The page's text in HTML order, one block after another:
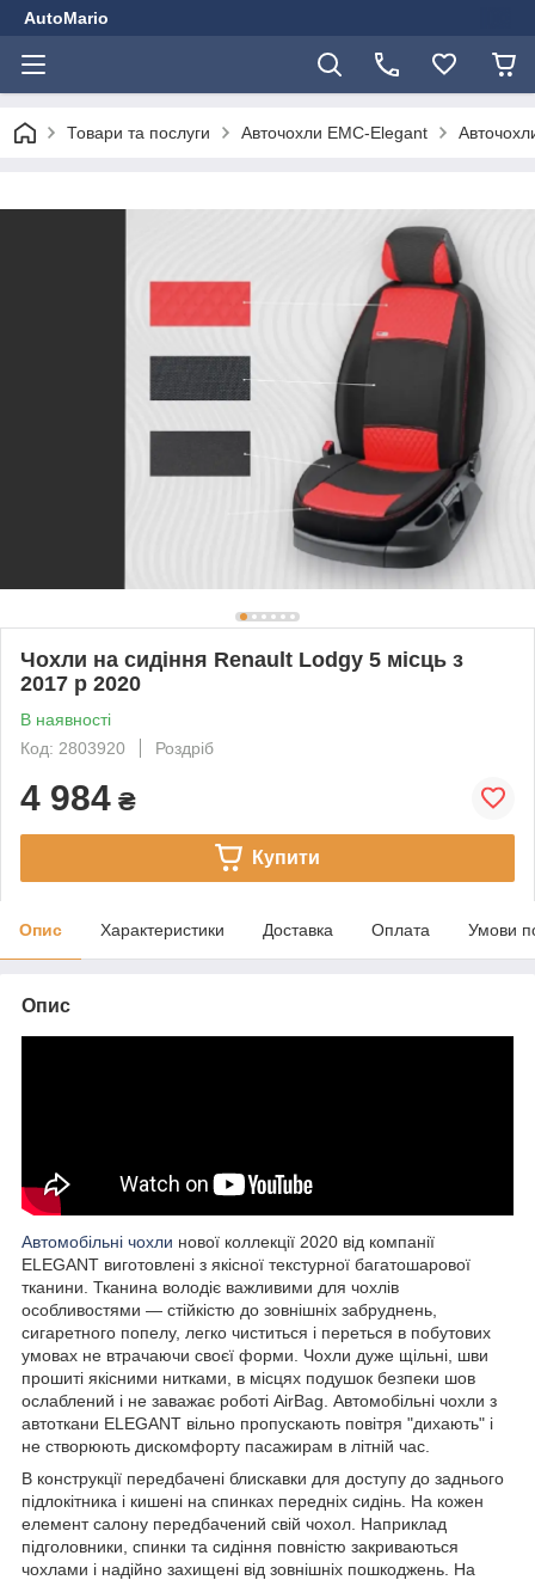
AutoMario
Товари та послуги Авточохли EMC-Elegant
Чохли на сидіння Renault Lodgy 5 місць з
2017 р 2020
В наявності
Код: 2803920
Роздріб
4 984 ₴
Купити
Опис Характеристики Доставка Оплата Умови
Опис
Автомобільні чохли нової коллекції 2020 від компанії
ELEGANT виготовлені з якісної текстурної багатошарової
тканини. Тканина володіє важливими для чохлів
особливостями — стійкістю до зовнішніх забруднень,
сигаретного попелу, легко чиститься і переться в побутових
умовах не втрачаючи своєї форми. Чохли дуже щільні, шви
прошиті якісними нитками, в місцях подушок безпеки шов
ослаблений і не заважає роботі AirBag. Автомобільні чохли з
автоткани ELEGANT вільно пропускають повітря "дихають" і
не створюють дискомфорту пасажирам в літній час.
В конструкції передбачені блискавки для доступу до заднього
підлокітника і кишені на спинках передніх сидінь. На кожен
елемент салону передбачений свій чохол. Наприклад
підголовники, спинки та сидіння повністю закриваються
чохлами і надійно захищені від зовнішніх пошкоджень. На